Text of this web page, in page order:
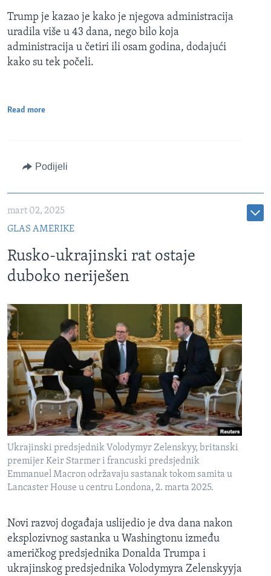
Trump je kazao je kako je njegova administracija
uradila više u 43 dana, nego bilo koja
administracija u četiri ili osam godina, dodajući
kako su tek počeli.
Read more
Podijeli
mart 02, 2025
GLAS AMERIKE
Rusko-ukrajinski rat ostaje
duboko neriješen
Ukrajinski predsjednik Volodymyr Zelenskyy, britanski
premijer Keir Starmer i francuski predsjednik
Emmanuel Macron održavaju sastanak tokom samita u
Lancaster House u centru Londona, 2. marta 2025.
Novi razvoj događaja uslijedio je dva dana nakon
eksplozivnog sastanka u Washingtonu između
američkog predsjednika Donalda Trumpa i
ukrajinskog predsjednika Volodymyra Zelenskyyja